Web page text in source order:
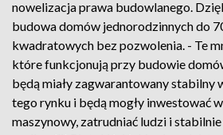
nowelizacja prawa budowlanego.
budowa domów jednorodzinnych do
kwadratowych bez pozwolenia. - Te
które funkcjonują przy budowie
będą miały zagwarantowany
tego rynku i będą mogły inwestować
maszynowy, zatrudniać ludzi i